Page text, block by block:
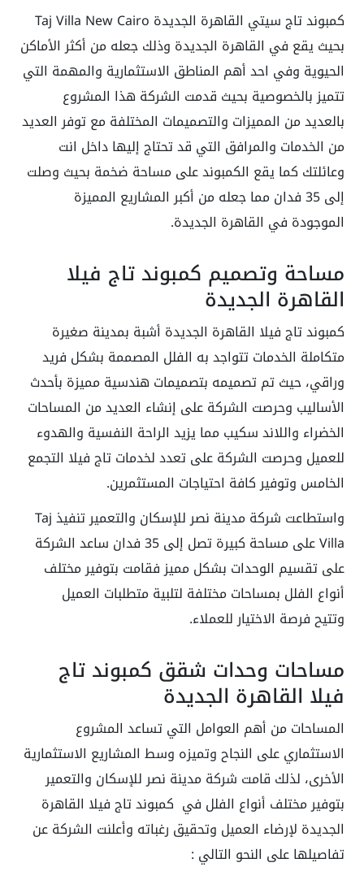
كمبوند تاج سيتي القاهرة الجديدة Taj Villa New Cairo
بحيث يقع في القاهرة الجديدة وذلك جعله من أكثر الأماكن
الحيوية وفي احد أهم المناطق الاستثمارية والمهمة التي
تتميز بالخصوصية بحيث قدمت الشركة هذا المشروع
بالعديد من المميزات والتصميمات المختلفة مع توفر العديد
من الخدمات والمرافق التي قد تحتاج إليها داخل انت
وعائلتك كما يقع الكمبوند على مساحة ضخمة بحيث وصلت
إلى 35 فدان مما جعله من أكبر المشاريع المميزة
الموجودة في القاهرة الجديدة.
مساحة وتصميم كمبوند تاج فيلا
القاهرة الجديدة
كمبوند تاج فيلا القاهرة الجديدة أشبة بمدينة صغيرة
متكاملة الخدمات تتواجد به الفلل المصممة بشكل فريد
وراقي، حيث تم تصميمه بتصميمات هندسية مميزة بأحدث
الأساليب وحرصت الشركة على إنشاء العديد من المساحات
الخضراء واللاند سكيب مما يزيد الراحة النفسية والهدوء
للعميل وحرصت الشركة على تعدد لخدمات تاج فيلا التجمع
الخامس وتوفير كافة احتياجات المستثمرين.
واستطاعت شركة مدينة نصر للإسكان والتعمير تنفيذ Taj
Villa على مساحة كبيرة تصل إلى 35 فدان ساعد الشركة
على تقسيم الوحدات بشكل مميز فقامت بتوفير مختلف
أنواع الفلل بمساحات مختلفة لتلبية متطلبات العميل
وتتيح فرصة الاختيار للعملاء.
مساحات وحدات شقق كمبوند تاج
فيلا القاهرة الجديدة
المساحات من أهم العوامل التي تساعد المشروع
الاستثماري على النجاح وتميزه وسط المشاريع الاستثمارية
الأخرى، لذلك قامت شركة مدينة نصر للإسكان والتعمير
بتوفير مختلف أنواع الفلل في كمبوند تاج فيلا القاهرة
الجديدة لإرضاء العميل وتحقيق رغباته وأعلنت الشركة عن
تفاصيلها على النحو التالي :